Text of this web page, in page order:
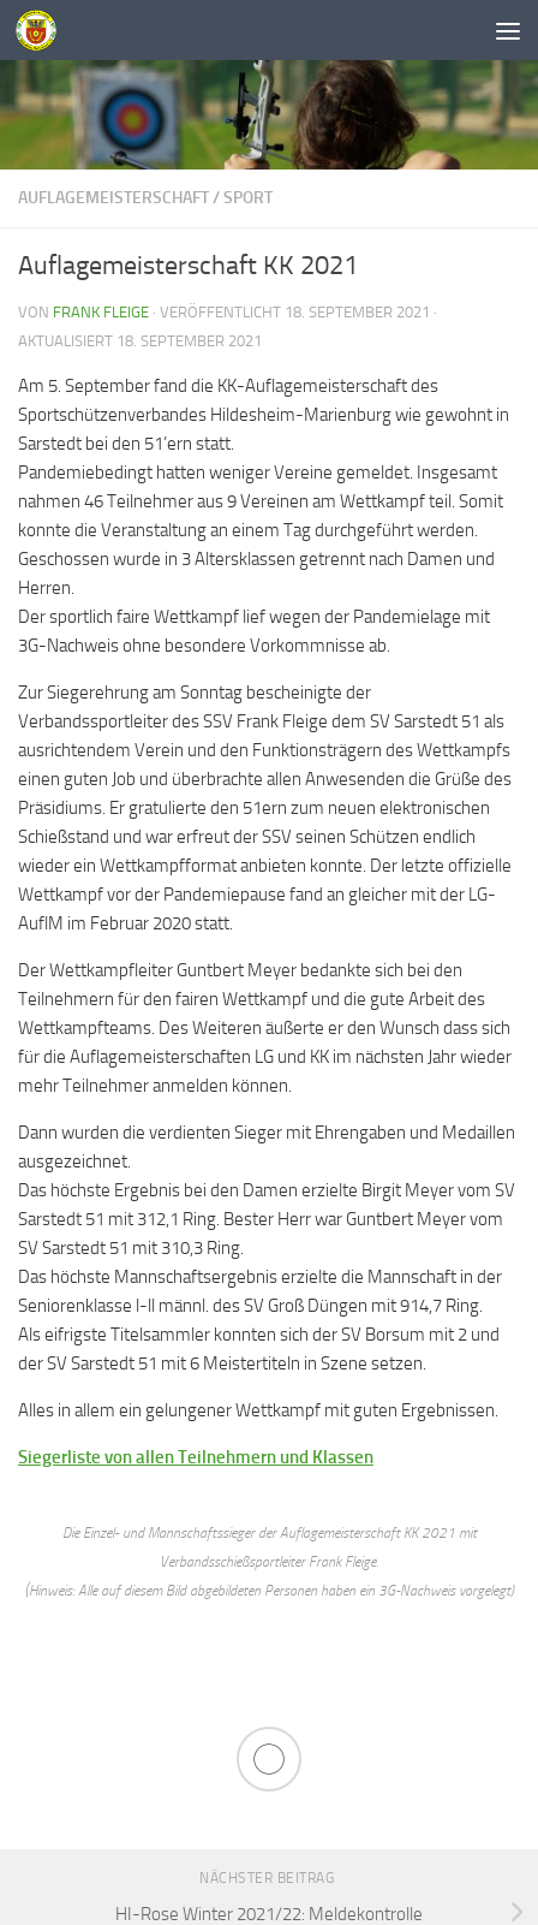
Unter dem Inhalt
AUFLAGEMEISTERSCHAFT/SPORT
Auflagemeisterschaft KK 2021
VON FRANK FLEIGE · VERÖFFENTLICHT 18. SEPTEMBER 2021 ·
AKTUALISIERT 18. SEPTEMBER 2021
Am 5. September fand die KK-Auflagemeisterschaft des
Sportschützenverbandes Hildesheim-Marienburg wie gewohnt in
Sarstedt bei den 51’ern statt.
Pandemiebedingt hatten weniger Vereine gemeldet. Insgesamt
nahmen 46 Teilnehmer aus 9 Vereinen am Wettkampf teil. Somit
konnte die Veranstaltung an einem Tag durchgeführt werden.
Geschossen wurde in 3 Altersklassen getrennt nach Damen und
Herren.
Der sportlich faire Wettkampf lief wegen der Pandemielage mit
3G-Nachweis ohne besondere Vorkommnisse ab.
Zur Siegerehrung am Sonntag bescheinigte der
Verbandssportleiter des SSV Frank Fleige dem SV Sarstedt 51 als
ausrichtendem Verein und den Funktionsträgern des Wettkampfs
einen guten Job und überbrachte allen Anwesenden die Grüße des
Präsidiums. Er gratulierte den 51ern zum neuen elektronischen
Schießstand und war erfreut der SSV seinen Schützen endlich
wieder ein Wettkampfformat anbieten konnte. Der letzte offizielle
Wettkampf vor der Pandemiepause fand an gleicher mit der LG-
AuflM im Februar 2020 statt.
Der Wettkampfleiter Guntbert Meyer bedankte sich bei den
Teilnehmern für den fairen Wettkampf und die gute Arbeit des
Wettkampfteams. Des Weiteren äußerte er den Wunsch dass sich
für die Auflagemeisterschaften LG und KK im nächsten Jahr wieder
mehr Teilnehmer anmelden können.
Dann wurden die verdienten Sieger mit Ehrengaben und Medaillen
ausgezeichnet.
Das höchste Ergebnis bei den Damen erzielte Birgit Meyer vom SV
Sarstedt 51 mit 312,1 Ring. Bester Herr war Guntbert Meyer vom
SV Sarstedt 51 mit 310,3 Ring.
Das höchste Mannschaftsergebnis erzielte die Mannschaft in der
Seniorenklasse l-ll männl. des SV Groß Düngen mit 914,7 Ring.
Als eifrigste Titelsammler konnten sich der SV Borsum mit 2 und
der SV Sarstedt 51 mit 6 Meistertiteln in Szene setzen.
Alles in allem ein gelungener Wettkampf mit guten Ergebnissen.
Siegerliste von allen Teilnehmern und Klassen
Die Einzel- und Mannschaftssieger der Auflagemeisterschaft KK 2021 mit
Verbandsschießsportleiter Frank Fleige.
(Hinweis: Alle auf diesem Bild abgebildeten Personen haben ein 3G-Nachweis vorgelegt)
NÄCHSTER BEITRAG
HI-Rose Winter 2021/22: Meldekontrolle